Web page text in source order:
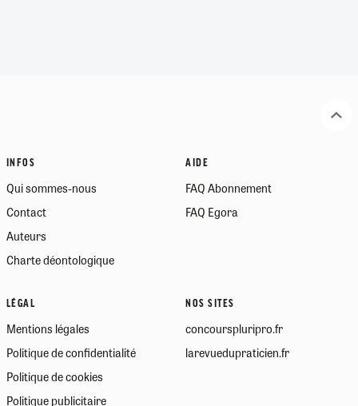
INFOS
Qui sommes-nous
Contact
Auteurs
Charte déontologique
AIDE
FAQ Abonnement
FAQ Egora
LÉGAL
Mentions légales
Politique de confidentialité
Politique de cookies
Politique publicitaire
NOS SITES
concourspluripro.fr
larevuedupraticien.fr